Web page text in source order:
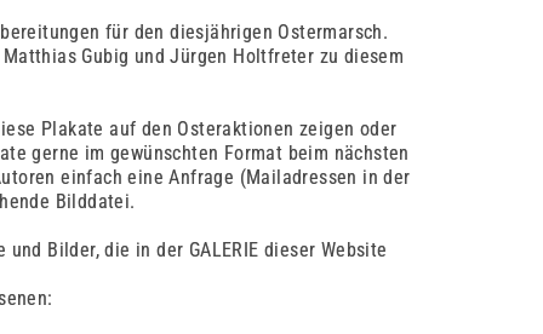
für den diesjährigen Ostermarsch.
Gubig und Jürgen Holtfreter zu diesem
Plakate auf den Osteraktionen zeigen oder
gerne im gewünschten Format beim nächsten
einfach eine Anfrage (Mailadressen in der
Bilddatei.
Bilder, die in der GALERIE dieser Website